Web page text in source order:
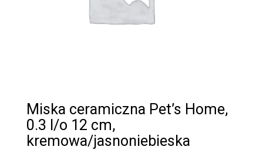
Miska ceramiczna Pet’s Home,
0.3 l/o 12 cm,
kremowa/jasnoniebieska